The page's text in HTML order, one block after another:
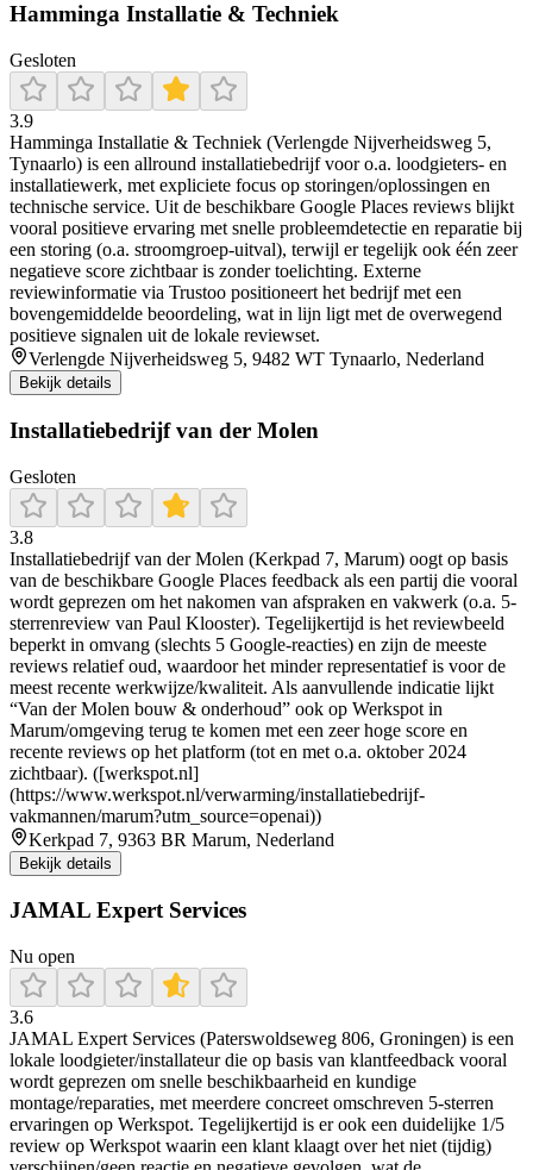
Hamminga Installatie & Techniek
Gesloten
3.9
Hamminga Installatie & Techniek (Verlengde Nijverheidsweg 5,
Tynaarlo) is een allround installatiebedrijf voor o.a. loodgieters- en
installatiewerk, met expliciete focus op storingen/oplossingen en
technische service. Uit de beschikbare Google Places reviews blijkt
vooral positieve ervaring met snelle probleemdetectie en reparatie bij
een storing (o.a. stroomgroep-uitval), terwijl er tegelijk ook één zeer
negatieve score zichtbaar is zonder toelichting. Externe
reviewinformatie via Trustoo positioneert het bedrijf met een
bovengemiddelde beoordeling, wat in lijn ligt met de overwegend
positieve signalen uit de lokale reviewset.
Verlengde Nijverheidsweg 5, 9482 WT Tynaarlo, Nederland
Bekijk details
Installatiebedrijf van der Molen
Gesloten
3.8
Installatiebedrijf van der Molen (Kerkpad 7, Marum) oogt op basis
van de beschikbare Google Places feedback als een partij die vooral
wordt geprezen om het nakomen van afspraken en vakwerk (o.a. 5-
sterrenreview van Paul Klooster). Tegelijkertijd is het reviewbeeld
beperkt in omvang (slechts 5 Google-reacties) en zijn de meeste
reviews relatief oud, waardoor het minder representatief is voor de
meest recente werkwijze/kwaliteit. Als aanvullende indicatie lijkt
“Van der Molen bouw & onderhoud” ook op Werkspot in
Marum/omgeving terug te komen met een zeer hoge score en
recente reviews op het platform (tot en met o.a. oktober 2024
zichtbaar). ([werkspot.nl]
(https://www.werkspot.nl/verwarming/installatiebedrijf-
vakmannen/marum?utm_source=openai))
Kerkpad 7, 9363 BR Marum, Nederland
Bekijk details
JAMAL Expert Services
Nu open
3.6
JAMAL Expert Services (Paterswoldseweg 806, Groningen) is een
lokale loodgieter/installateur die op basis van klantfeedback vooral
wordt geprezen om snelle beschikbaarheid en kundige
montage/reparaties, met meerdere concreet omschreven 5-sterren
ervaringen op Werkspot. Tegelijkertijd is er ook een duidelijke 1/5
review op Werkspot waarin een klant klaagt over het niet (tijdig)